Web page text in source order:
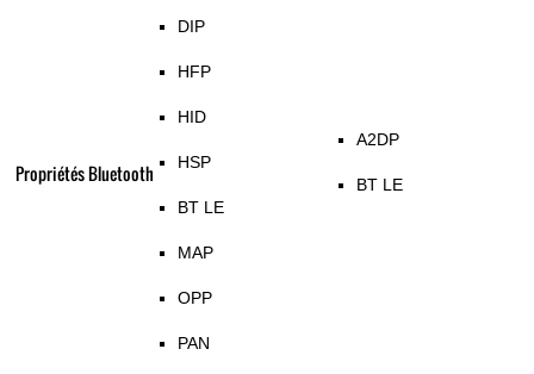
Propriétés Bluetooth
DIP
HFP
HID
HSP
BT LE
MAP
OPP
PAN
A2DP
BT LE